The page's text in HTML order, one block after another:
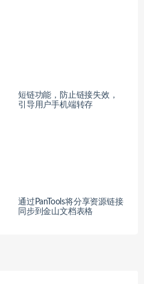
短链功能，防止链接失效，
引导用户手机端转存
通过PanTools将分享资源链接
同步到金山文档表格